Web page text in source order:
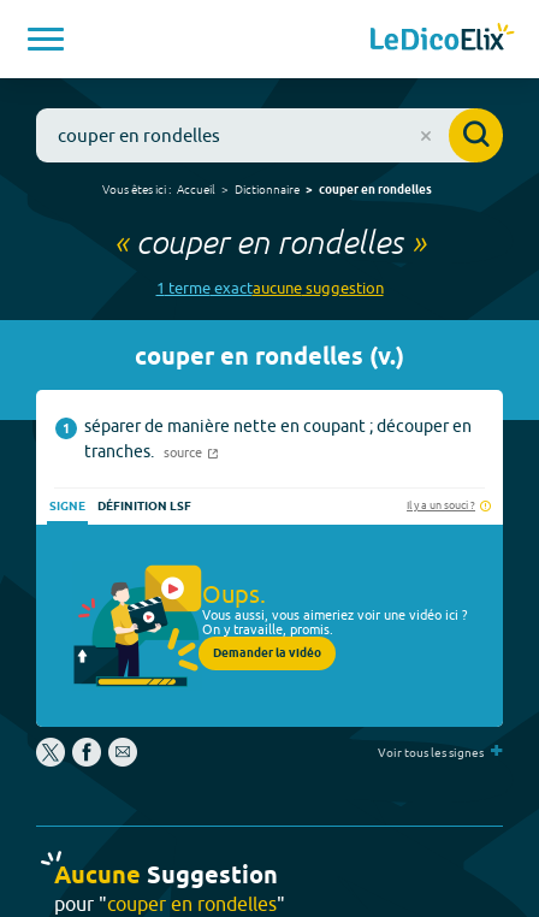
Vous êtes ici : Accueil Dictionnaire couper en rondelles
« couper en rondelles»
1 termeexactaucunesuggestion
couper en rondelles (v.)
1
séparer de manière nette en coupant ; découper en
tranches.
source
SIGNE DÉFINITION LSF Il y a un souci ?
Oups.
Vous aussi, vous aimeriez voir une vidéo ici ?
On y travaille, promis.
Demander la vidéo
Voir tous les signes +
Aucune Suggestion
pour "couper en rondelles"